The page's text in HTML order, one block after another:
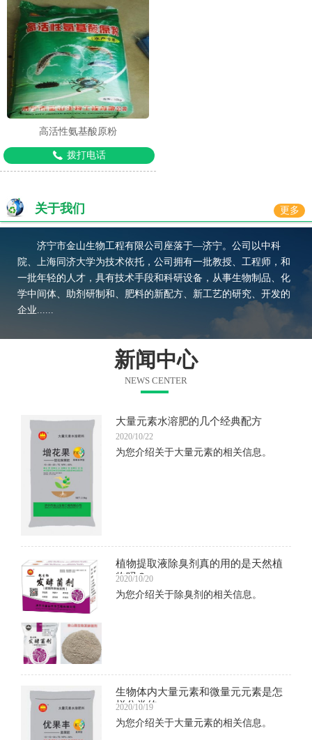
高活性氨基酸原粉
拨打电话
关于我们 更多
济宁市金山生物工程有限公司座落于—济宁。公司以中科
院、上海同济大学为技术依托，公司拥有一批教授、工程师，和
一批年轻的人才，具有技术手段和科研设备，从事生物制品、化
学中间体、助剂研制和、肥料的新配方、新工艺的研究、开发的
企业......
新闻中心
NEWS CENTER
大量元素水溶肥的几个经典配方
2020/10/22
为您介绍关于大量元素的相关信息。
植物提取液除臭剂真的用的是天然植
物吗？
2020/10/20
为您介绍关于除臭剂的相关信息。
生物体内大量元素和微量元元素是怎
样分类的
2020/10/19
为您介绍关于大量元素的相关信息。